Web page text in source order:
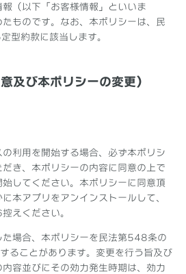
（以下「お客様情報」といいま
ものです。なお、本ポリシーは、民
型約款に該当します。
及び本ポリシーの変更）
利用を開始する場合、必ず本ポリシ
き、本ポリシーの内容に同意の上で
してください。本ポリシーに同意頂
本アプリをアンインストールして、
えください。
た場合、本ポリシーを民法第548条の
ることがあります。変更を行う旨及び
容並びにその効力発生時期は、効力